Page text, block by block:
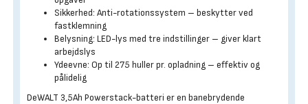
Sikkerhed: Anti-rotationssystem – beskytter ved
fastklemning
Belysning: LED-lys med tre indstillinger – giver klart
arbejdslys
Ydeevne: Op til 275 huller pr. opladning – effektiv og
pålidelig
DeWALT 3,5Ah Powerstack-batteri er en banebrydende